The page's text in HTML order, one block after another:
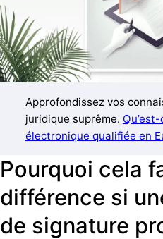
Approfondissez vos
juridique suprême.
électronique qualifiée en
Pourquoi cela
différence si
de signature